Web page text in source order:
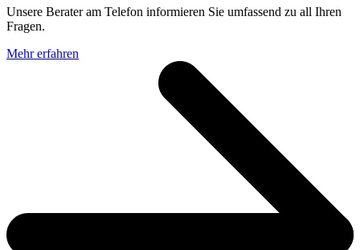
Unsere Berater am Telefon informieren Sie umfassend zu all Ihren
Fragen.
Mehr erfahren